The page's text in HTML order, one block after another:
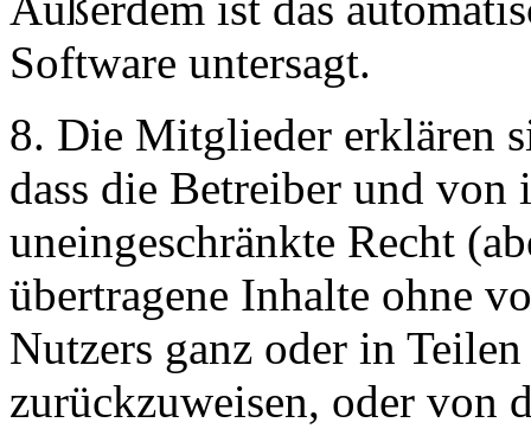
Software untersagt.
8. Die Mitglieder erklären
dass die Betreiber und von
uneingeschränkte Recht
übertragene Inhalte ohne
Nutzers ganz oder in
zurückzuweisen, oder von